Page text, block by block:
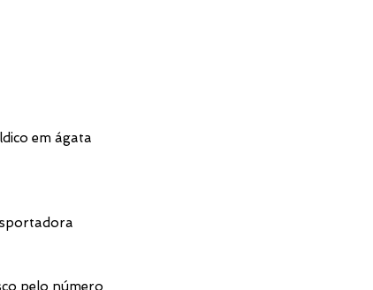
em ágata
pelo número